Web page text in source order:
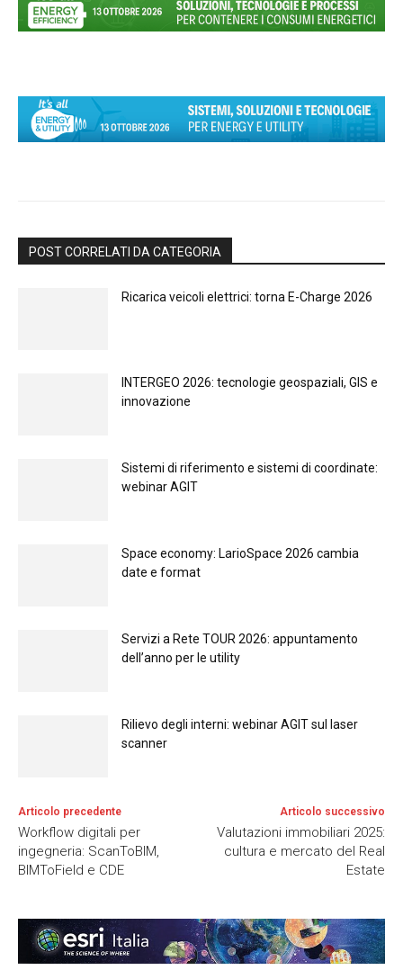
POST CORRELATI DA CATEGORIA
Ricarica veicoli elettrici: torna E-Charge 2026
INTERGEO 2026: tecnologie geospaziali, GIS e
innovazione
Sistemi di riferimento e sistemi di coordinate:
webinar AGIT
Space economy: LarioSpace 2026 cambia
date e format
Servizi a Rete TOUR 2026: appuntamento
dell’anno per le utility
Rilievo degli interni: webinar AGIT sul laser
scanner
Articolo precedente
Workflow digitali per
ingegneria: ScanToBIM,
BIMToField e CDE
Articolo successivo
Valutazioni immobiliari 2025:
cultura e mercato del Real
Estate